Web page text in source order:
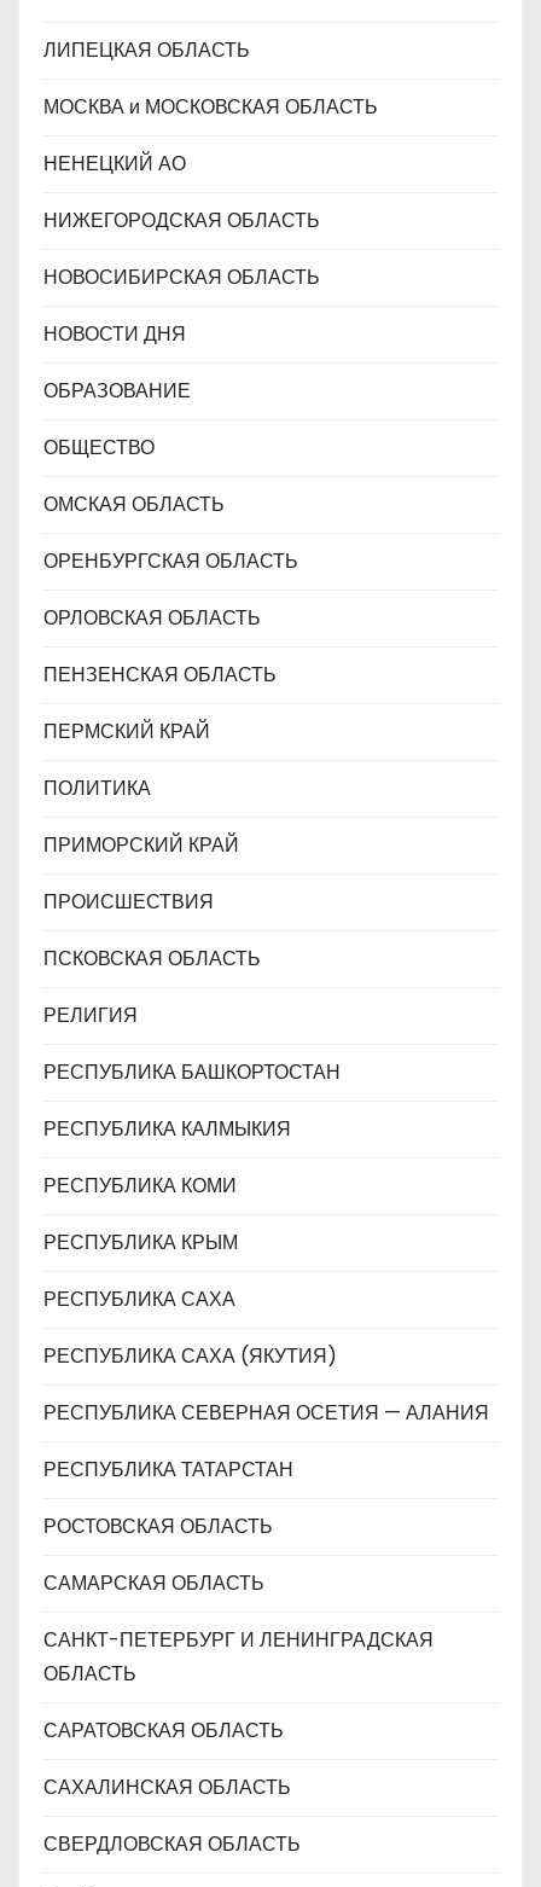
ЛИПЕЦКАЯ ОБЛАСТЬ
МОСКВА и МОСКОВСКАЯ ОБЛАСТЬ
НЕНЕЦКИЙ АО
НИЖЕГОРОДСКАЯ ОБЛАСТЬ
НОВОСИБИРСКАЯ ОБЛАСТЬ
НОВОСТИ ДНЯ
ОБРАЗОВАНИЕ
ОБЩЕСТВО
ОМСКАЯ ОБЛАСТЬ
ОРЕНБУРГСКАЯ ОБЛАСТЬ
ОРЛОВСКАЯ ОБЛАСТЬ
ПЕНЗЕНСКАЯ ОБЛАСТЬ
ПЕРМСКИЙ КРАЙ
ПОЛИТИКА
ПРИМОРСКИЙ КРАЙ
ПРОИСШЕСТВИЯ
ПСКОВСКАЯ ОБЛАСТЬ
РЕЛИГИЯ
РЕСПУБЛИКА БАШКОРТОСТАН
РЕСПУБЛИКА КАЛМЫКИЯ
РЕСПУБЛИКА КОМИ
РЕСПУБЛИКА КРЫМ
РЕСПУБЛИКА САХА
РЕСПУБЛИКА САХА (ЯКУТИЯ)
РЕСПУБЛИКА СЕВЕРНАЯ ОСЕТИЯ — АЛАНИЯ
РЕСПУБЛИКА ТАТАРСТАН
РОСТОВСКАЯ ОБЛАСТЬ
САМАРСКАЯ ОБЛАСТЬ
САНКТ-ПЕТЕРБУРГ И ЛЕНИНГРАДСКАЯ
ОБЛАСТЬ
САРАТОВСКАЯ ОБЛАСТЬ
САХАЛИНСКАЯ ОБЛАСТЬ
СВЕРДЛОВСКАЯ ОБЛАСТЬ